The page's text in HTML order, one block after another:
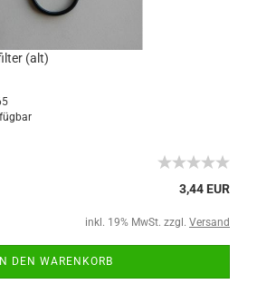
(alt)
3,44 EUR
inkl. 19% MwSt. zzgl. Versand
IN DEN WARENKORB